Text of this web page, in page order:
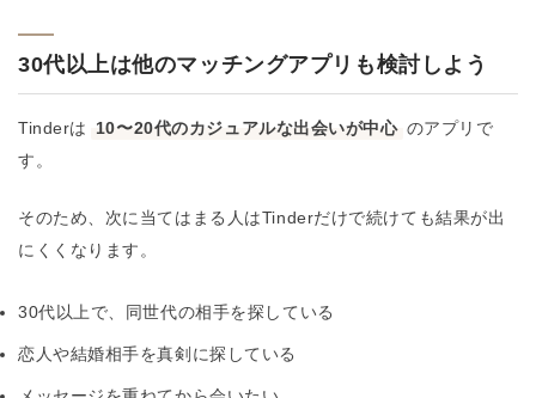
30代以上は他のマッチングアプリも検討しよう
Tinderは 10〜20代のカジュアルな出会いが中心 のアプリで
す。
そのため、次に当てはまる人はTinderだけで続けても結果が出
にくくなります。
30代以上で、同世代の相手を探している
恋人や結婚相手を真剣に探している